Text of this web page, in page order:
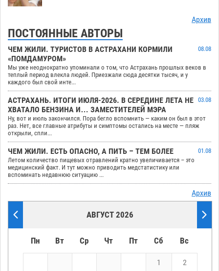
Архив
ПОСТОЯННЫЕ АВТОРЫ
ЧЕМ ЖИЛИ. ТУРИСТОВ В АСТРАХАНИ КОРМИЛИ
«ПОМДАМУРОМ»
08.08
Мы уже неоднократно упоминали о том, что Астрахань прошлых веков в
теплый период влекла людей. Приезжали сюда десятки тысяч, и у
каждого был свой инте...
АСТРАХАНЬ. ИТОГИ ИЮЛЯ-2026. В СЕРЕДИНЕ ЛЕТА НЕ
ХВАТАЛО БЕНЗИНА И… ЗАМЕСТИТЕЛЕЙ МЭРА
03.08
Ну, вот и июль закончился. Пора бегло вспомнить — каким он был в этот
раз. Нет, все главные атрибуты и симптомы остались на месте — пляж
открыли, спли...
ЧЕМ ЖИЛИ. ЕСТЬ ОПАСНО, А ПИТЬ – ТЕМ БОЛЕЕ
01.08
Летом количество пищевых отравлений кратно увеличивается – это
медицинский факт. И тут можно приводить медстатистику или
вспоминать недавнюю ситуацию ...
Архив
АВГУСТ 2026
Пн Вт Ср Чт Пт Сб Вс
1 2